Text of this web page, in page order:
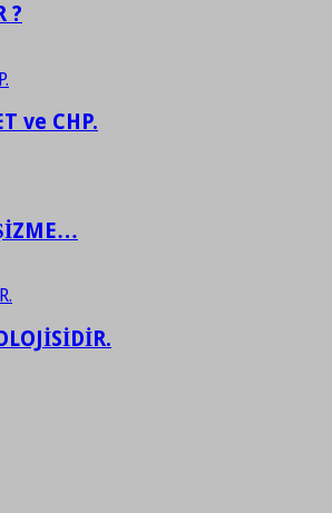
?
ve CHP.